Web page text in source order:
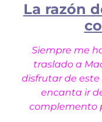
La razón
Siempre me
traslado a
disfrutar de
encanta ir
complemento